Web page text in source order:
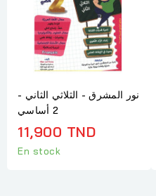
نور المشرق - الثلاثي الثاني -
2 أساسي
11,900 TND
En stock